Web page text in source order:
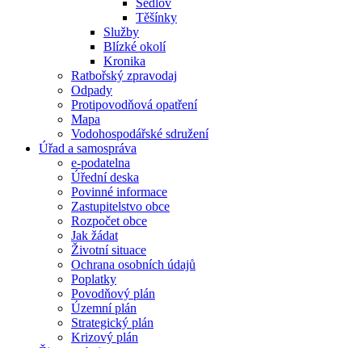
Sedlov
Těšínky
Služby
Blízké okolí
Kronika
Ratbořský zpravodaj
Odpady
Protipovodňová opatření
Mapa
Vodohospodářské sdružení
Úřad a samospráva
e-podatelna
Úřední deska
Povinné informace
Zastupitelstvo obce
Rozpočet obce
Jak žádat
Životní situace
Ochrana osobních údajů
Poplatky
Povodňový plán
Územní plán
Strategický plán
Krizový plán